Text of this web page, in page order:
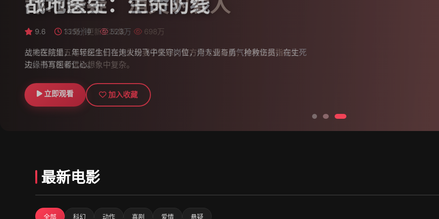
9.7 38集 | 更新至30集 651万
立即观看 加入收藏
9.8 32集 | 更新至25集 698万
立即观看 加入收藏
9.6 135分钟 523万
战地医院里，年轻医生们在炮火纷飞中坚守岗位，用专业与勇气抢救伤员，在生死
边缘书写医者仁心。
立即观看 加入收藏
最新电影
全部 科幻 动作 喜剧 爱情 悬疑